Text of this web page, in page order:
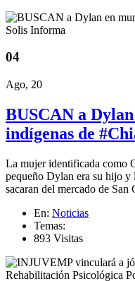
04
Ago, 20
BUSCAN a
indígenas de
La mujer identificada como
pequeño Dylan era su hijo y
sacaran del mercado de San
En: Noticias
Temas:
893 Visitas